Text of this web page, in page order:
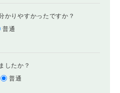
かりやすかったですか？
普通
したか？
普通